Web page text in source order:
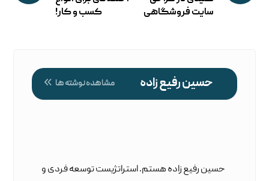
سایت فروشگاهی
کسب و کار!
حسین رفیع زاده مشاهده نوشته ها
حسین رفیع زاده هستم. استراتژیست توسعه فردی و